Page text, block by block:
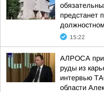
предстанет
15:22
АЛРОСА
руды из
интервью
области